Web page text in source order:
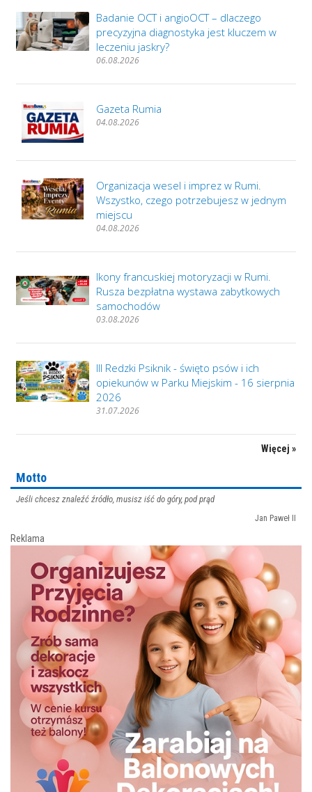
Badanie OCT i angioOCT – dlaczego
precyzyjna diagnostyka jest kluczem w
leczeniu jaskry?
06.08.2026
Gazeta Rumia
04.08.2026
Organizacja wesel i imprez w Rumi.
Wszystko, czego potrzebujesz w jednym
miejscu
04.08.2026
Ikony francuskiej motoryzacji w Rumi.
Rusza bezpłatna wystawa zabytkowych
samochodów
03.08.2026
III Redzki Psiknik - święto psów i ich
opiekunów w Parku Miejskim - 16 sierpnia
2026
31.07.2026
Więcej »
Motto
Jeśli chcesz znaleźć źródło, musisz iść do góry, pod prąd
Jan Paweł II
Reklama